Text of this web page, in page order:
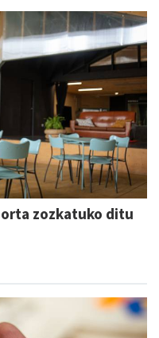
zozkatuko ditu